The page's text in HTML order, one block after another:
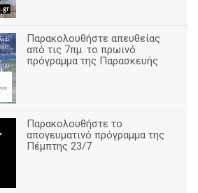
Παρακολουθήστε απευθείας
από τις 7πμ. το πρωινό
πρόγραμμα της Παρασκευής
Παρακολουθήστε το
απογευματινό πρόγραμμα της
Πέμπτης 23/7